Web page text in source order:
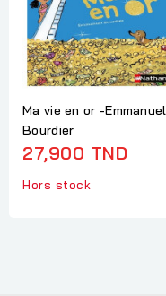
Ma vie en or -Emmanuel
Bourdier
27,900 TND
Hors stock